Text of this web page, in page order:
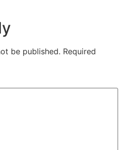
be published. Required